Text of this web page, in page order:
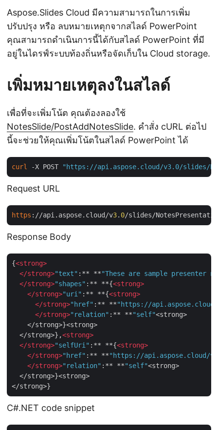
Aspose.Slides Cloud มีความสามารถในการเพิ่ม
ปรับปรุง หรือ ลบหมายเหตุกจากสไลด์ PowerPoint
คุณสามารถดำเนินการนี้ได้กับสไลด์ PowerPoint ที่มี
อยู่ในไดรฟ์ระบบท้องถิ่นหรือจัดเก็บใน Cloud storage.
เพิ่มหมายเหตุลงในสไลด์
เพื่อที่จะเพิ่มโน้ต คุณต้องลองใช้
NotesSlide/PostAddNotesSlide. คำสั่ง cURL ต่อไป
นี้จะช่วยให้คุณเพิ่มโน้ตในสไลด์ PowerPoint ได้
curl -X POST "https://api.aspose.cloud/v3.0/slides/
Request URL
https ://api.aspose.cloud/v3. 0/slides/
Response Body
{<strong>
</strong>"text" :** **"These are sample presenter
</strong>"shapes" :** **{<strong>
</strong>"uri" :** **{<strong>
</strong>"href" :** **"https://
</strong>"relation" :** **"self"<strong>
    </strong>}<strong>
  </strong>},
<strong>
</strong>"selfUri" :** **{<strong>
</strong>"href" :** **"https://api.aspose.cloud/
</strong>"relation" :** **"self"<strong>
  </strong>}<strong>
C#.NET code snippet